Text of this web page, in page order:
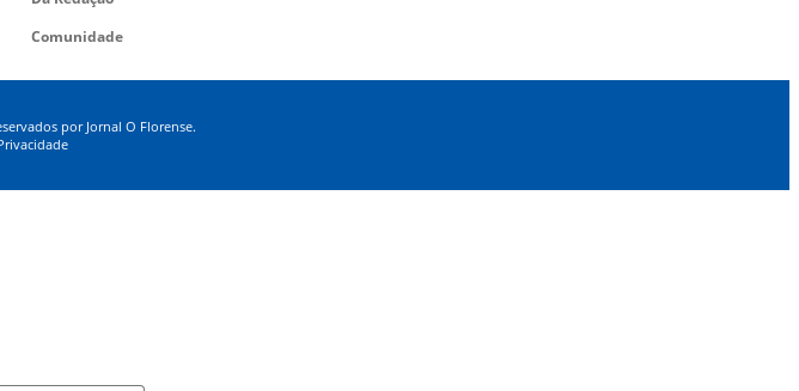
Comunidade
por Jornal O Florense.